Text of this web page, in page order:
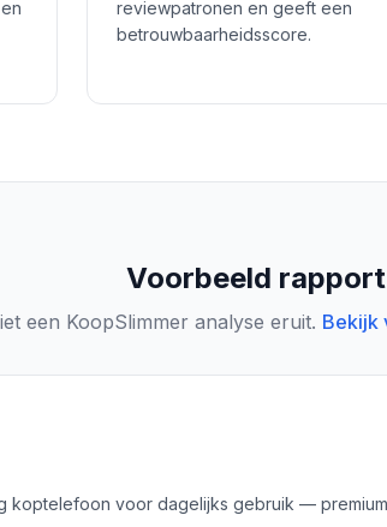
reviewpatronen en geeft een
betrouwbaarheidsscore.
Voorbeeld rapport
een KoopSlimmer analyse eruit. Bekijk
koptelefoon voor dagelijks gebruik —